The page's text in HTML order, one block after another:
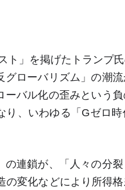
ト」を掲げたトランプ
ローバリズム」の潮
バル化の歪みという
り、いわゆる「 Gゼロ
連鎖が、「人々の分裂
の変化などにより所得